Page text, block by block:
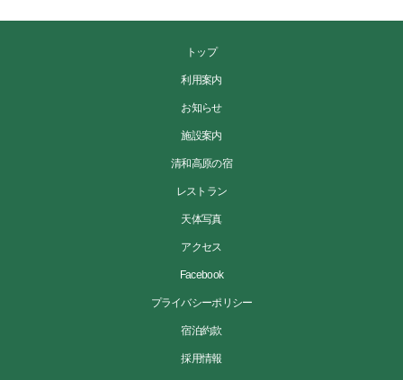
トップ
利用案内
お知らせ
施設案内
清和高原の宿
レストラン
天体写真
アクセス
Facebook
プライバシーポリシー
宿泊約款
採用情報